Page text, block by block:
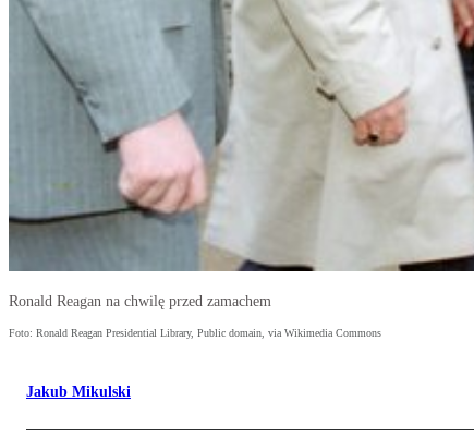
Ronald Reagan na chwilę przed zamachem
Foto: Ronald Reagan Presidential Library, Public domain, via Wikimedia Commons
Jakub Mikulski